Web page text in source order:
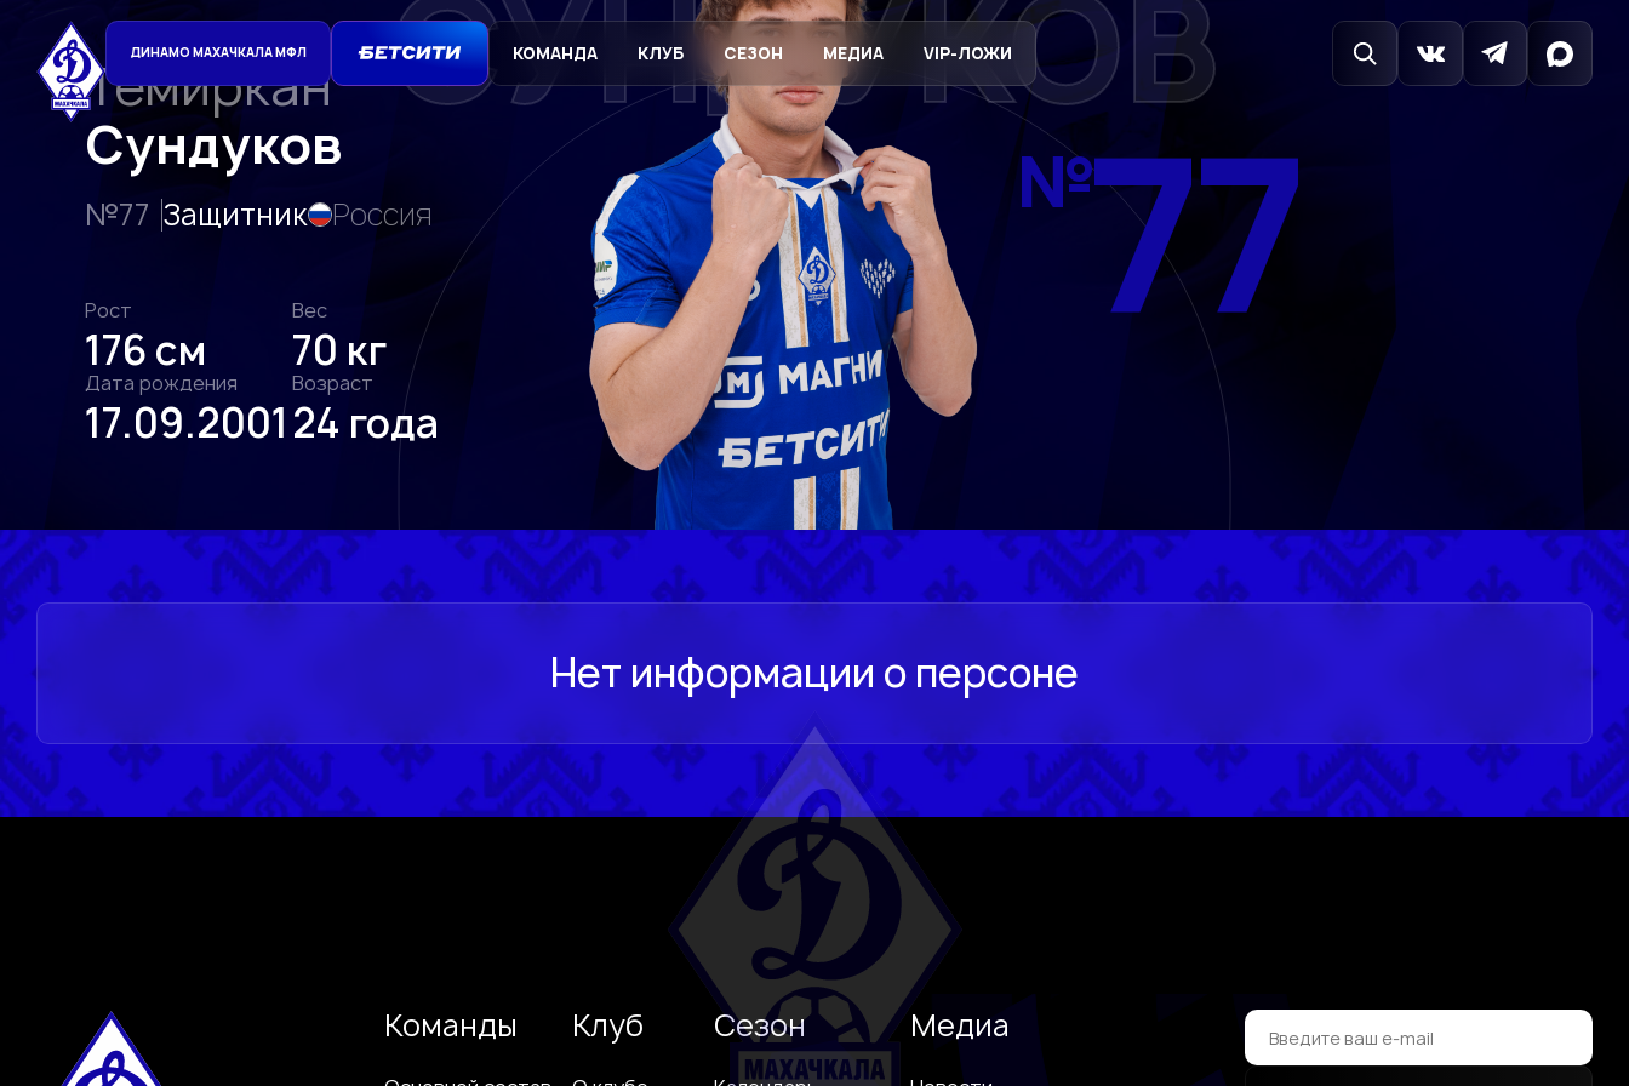
ДИНАМО МАХАЧКАЛА МФЛ КОМАНДА КЛУБ СЕЗОН МЕДИА VIP-ЛОЖИ
Темиркан
Сундуков
№77 Защитник Россия 77
СУНДУКОВ
Рост
176 см
Вес
70 кг
Дата рождения
17.09.2001
Возраст
24 года
Команды Клуб Сезон Медиа